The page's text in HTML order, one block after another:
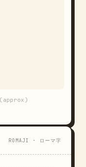
(approx)
ROMAJI · ローマ字